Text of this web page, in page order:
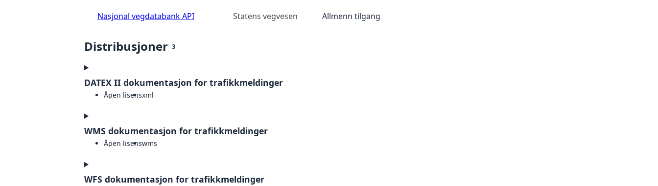
Nasjonal vegdatabank API Statens vegvesen Allmenn tilgang
Distribusjoner 3
DATEX II dokumentasjon for trafikkmeldinger
Åpen lisensxml
WMS dokumentasjon for trafikkmeldinger
Åpen lisenswms
WFS dokumentasjon for trafikkmeldinger